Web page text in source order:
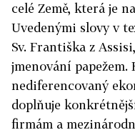
celé Země, která je
Uvedenými slovy v
Sv. Františka z
jmenování
nediferencovaný
doplňuje
firmám a